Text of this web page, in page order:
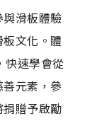
滑板體驗
文化。體
快速學會從
元素，參
贈予啟勵